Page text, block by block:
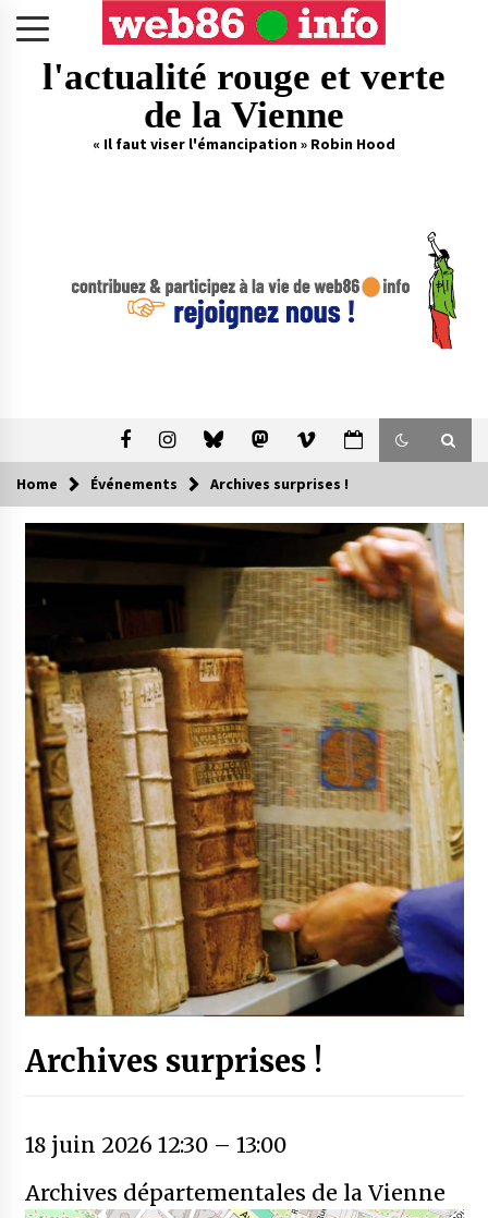
l'actualité rouge et verte
de la Vienne
« Il faut viser l'émancipation » Robin Hood
Home Événements Archives surprises !
Archives surprises !
18 juin 2026 12:30– 13:00
Archives départementales de la Vienne